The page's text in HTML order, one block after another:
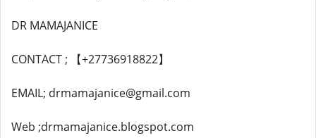
DR MAMAJANICE
CONTACT ; 【+27736918822】
EMAIL; drmamajanice@gmail.com
Web ;drmamajanice.blogspot.com